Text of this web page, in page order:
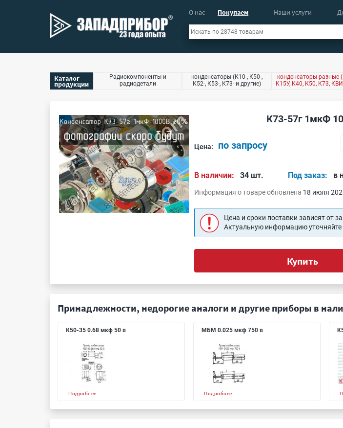
О нас Покупаем Наши услуги
Каталог
продукции
Радиокомпоненты и
радиодетали
конденсаторы (К10-, К50-,
К52-, К53-, К73- и другие)
конденсаторы разные
К15У, К40, К50, К73,
К73-57г 1мкФ
Цена: по запросу
В наличии: 34 шт. Под заказ: в
Информация о товаре обновлена 18 июля
Цена и сроки поставки зависят от
Актуальную информацию
Купить
Принадлежности, недорогие аналоги и другие приборы в
К50-35 0.68 мкф 50 в
Подробнее ...
МБМ 0.025 мкф 750 в
Подробнее ...